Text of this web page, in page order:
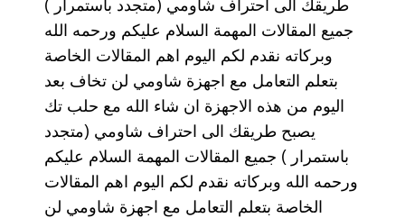
جميع المقالات المهمة السلام عليكم ورحمه الله
وبركاته نقدم لكم اليوم اهم المقالات الخاصة
بتعلم التعامل مع اجهزة شاومي لن تخاف بعد
اليوم من هذه الاجهزة ان شاء الله مع حلب تك
يصبح طريقك الى احتراف شاومي (متجدد
باستمرار ) جميع المقالات المهمة السلام عليكم
ورحمه الله وبركاته نقدم لكم اليوم اهم المقالات
الخاصة بتعلم التعامل مع اجهزة شاومي لن